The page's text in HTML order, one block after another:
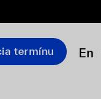
termínu En